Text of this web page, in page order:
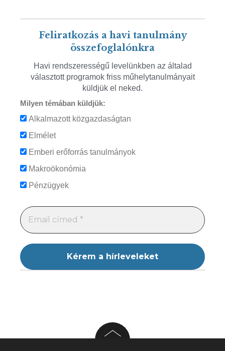
Feliratkozás a havi tanulmány
összefoglalónkra
Havi rendszerességű levelünkben az általad
választott programok friss műhelytanulmányait
küldjük el neked.
Milyen témában küldjük:
Alkalmazott közgazdaságtan
Elmélet
Emberi erőforrás tanulmányok
Makroökonómia
Pénzügyek